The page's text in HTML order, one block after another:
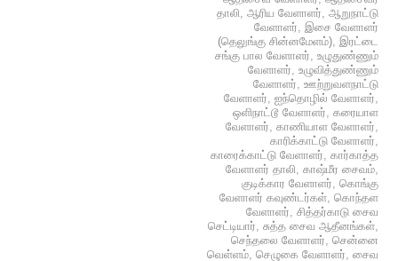
தாலி, ஆரிய வேளாளர், ஆறுநாட்டு
வேளாளர், இசை வேளாளர்
(தெலுங்கு சின்னமேளம்), இரட்டை
சங்கு பால வேளாளர், உழுதுண்ணும்
வேளாளர், உழுவித்துண்ணும்
வேளாளர், ஊற்றுவளநாட்டு
வேளாளர், ஐந்தொழில் வேளாளர்,
ஒளிநாட்டூ வேளாளர், கரையாள
வேளாளர், காணியாள வேளாளர்,
காரிக்காட்டு வேளாளர்,
காரைக்காட்டு வேளாளர், கார்காத்த
வேளாளர் தாலி, காஷ்மீர சைவம்,
குடிக்கார வேளாளர், கொங்கு
வேளாளர் கவுண்டர்கள், கொந்தள
வேளாளர், சித்தர்காடு சைவ
செட்டியார், சுத்த சைவ ஆதீனங்கள்,
செந்தலை வேளாளர், சென்னை
வெள்ளம், செழுகை வேளாளர், சைவ